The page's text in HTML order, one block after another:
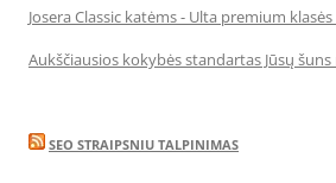
Josera Classic katėms - Ulta premium
Aukščiausios kokybės standartas Jūsų šuns
SEO STRAIPSNIU TALPINIMAS